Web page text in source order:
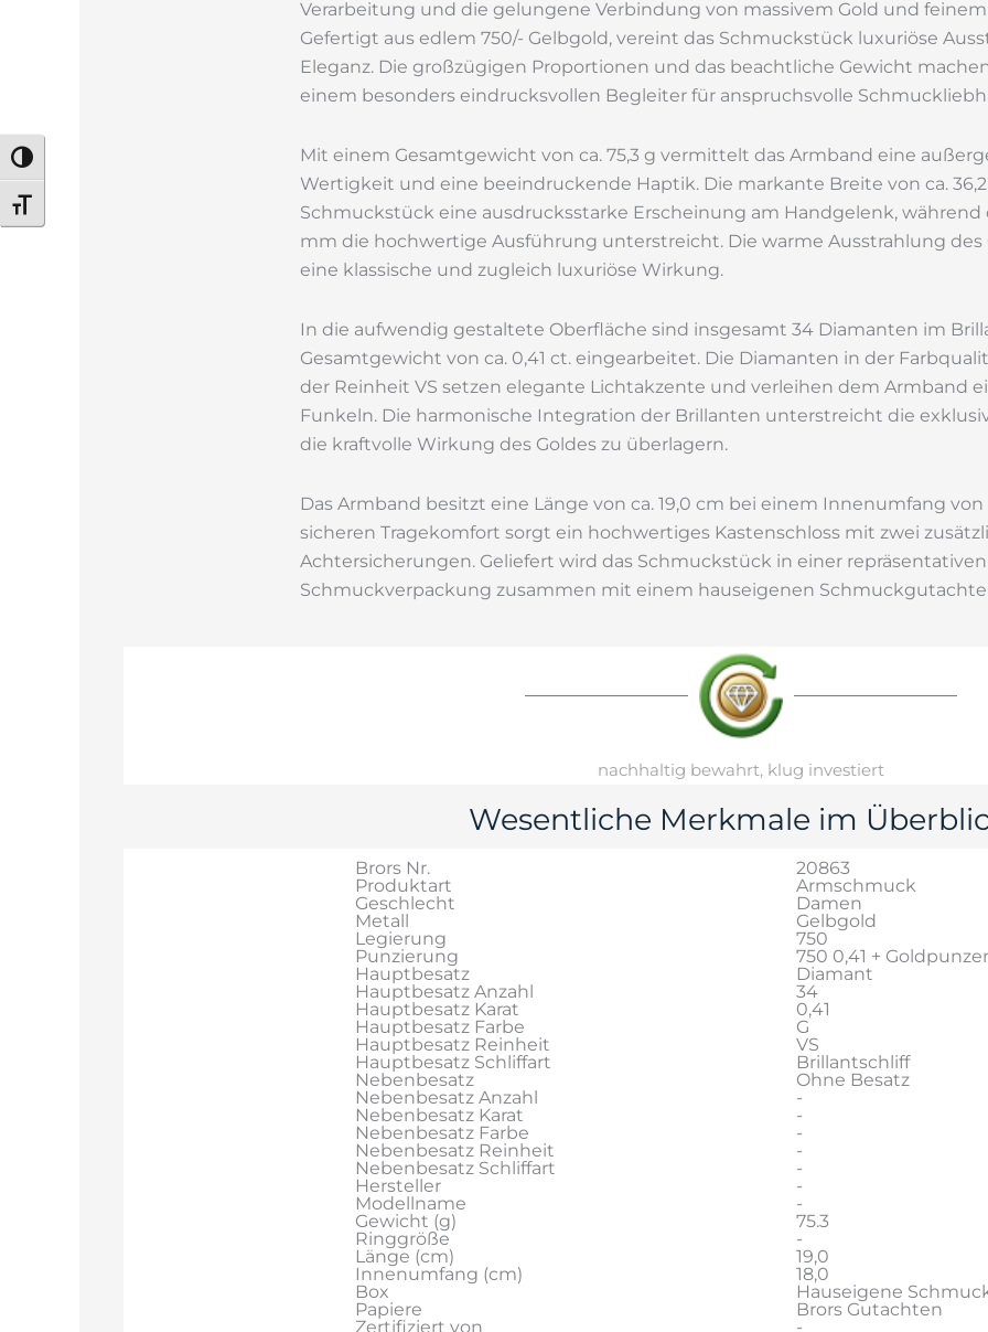
Umschalten auf hohe Kontraste
Schrift vergrößern
Verarbeitung und die gelungene Verbindung von massivem Gold und
Gefertigt aus edlem 750/- Gelbgold, vereint das Schmuckstück luxuriöse
Eleganz. Die großzügigen Proportionen und das beachtliche Gewicht
einem besonders eindrucksvollen Begleiter für anspruchsvolle
Mit einem Gesamtgewicht von ca. 75,3 g vermittelt das Armband eine
Wertigkeit und eine beeindruckende Haptik. Die markante Breite von ca.
Schmuckstück eine ausdrucksstarke Erscheinung am Handgelenk, während
mm die hochwertige Ausführung unterstreicht. Die warme Ausstrahlung des
eine klassische und zugleich luxuriöse Wirkung.
In die aufwendig gestaltete Oberfläche sind insgesamt 34 Diamanten im
Gesamtgewicht von ca. 0,41 ct. eingearbeitet. Die Diamanten in der
der Reinheit VS setzen elegante Lichtakzente und verleihen dem Armband
Funkeln. Die harmonische Integration der Brillanten unterstreicht die
die kraftvolle Wirkung des Goldes zu überlagern.
Das Armband besitzt eine Länge von ca. 19,0 cm bei einem Innenumfang von
sicheren Tragekomfort sorgt ein hochwertiges Kastenschloss mit zwei
Achtersicherungen. Geliefert wird das Schmuckstück in einer repräsentativen
Schmuckverpackung zusammen mit einem hauseigenen
nachhaltig bewahrt, klug investiert
Wesentliche Merkmale im
Brors Nr.
20863
Produktart
Armschmuck
Geschlecht
Damen
Metall
Gelbgold
Legierung
750
Punzierung
750 0,41 +
Hauptbesatz
Diamant
Hauptbesatz Anzahl
34
Hauptbesatz Karat
0,41
Hauptbesatz Farbe
G
Hauptbesatz Reinheit
VS
Hauptbesatz Schliffart
Brillantschliff
Nebenbesatz
Ohne Besatz
Nebenbesatz Anzahl
-
Nebenbesatz Karat
-
Nebenbesatz Farbe
-
Nebenbesatz Reinheit
-
Nebenbesatz Schliffart
-
Hersteller
-
Modellname
-
Gewicht (g)
75.3
Ringgröße
-
Länge (cm)
19,0
Innenumfang (cm)
18,0
Box
Hauseigene
Papiere
Brors Gutachten
Zertifiziert von
-